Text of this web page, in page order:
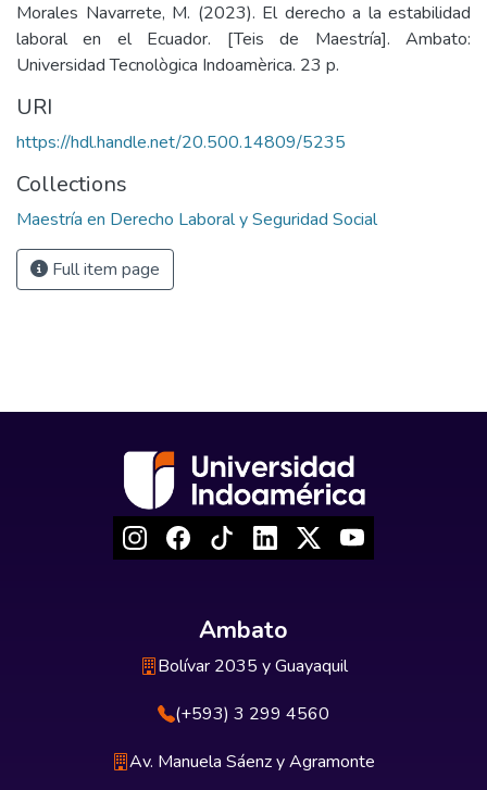
Morales Navarrete, M. (2023). El derecho a la estabilidad
laboral en el Ecuador. [Teis de Maestría]. Ambato:
Universidad Tecnològica Indoamèrica. 23 p.
URI
https://hdl.handle.net/20.500.14809/5235
Collections
Maestría en Derecho Laboral y Seguridad Social
Full item page
Ambato
Bolívar 2035 y Guayaquil
(+593) 3 299 4560
Av. Manuela Sáenz y Agramonte